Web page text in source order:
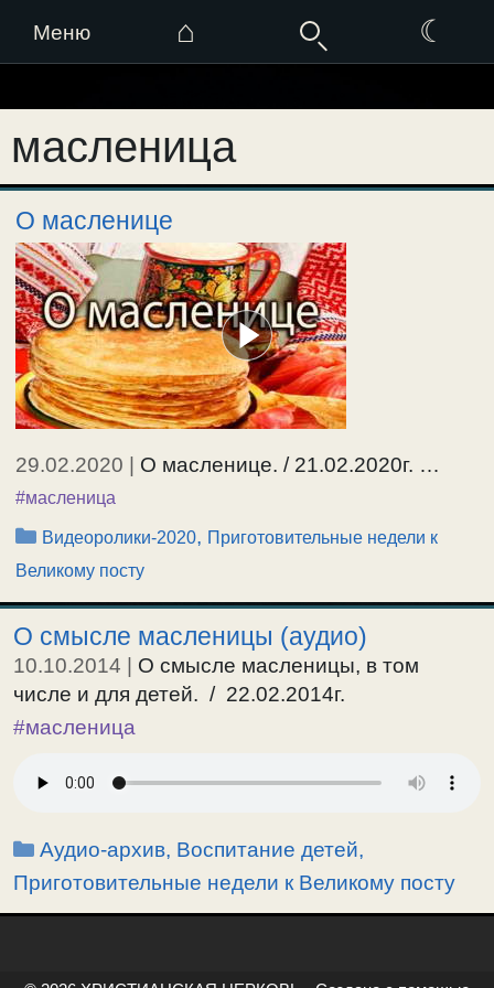
Меню ⌂ ☾
к
содержимому
масленица
О масленице
29.02.2020 О масленице. / 21.02.2020г. …
#масленица
Рубрики
Видеоролики-2020, Приготовительные недели к
Великому посту
О смысле масленицы (аудио)
10.10.2014
О смысле масленицы, в том
числе и для детей. / 22.02.2014г.
#масленица
Рубрики
Аудио-архив, Воспитание детей,
Приготовительные недели к Великому посту